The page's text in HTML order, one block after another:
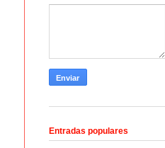
Entradas populares